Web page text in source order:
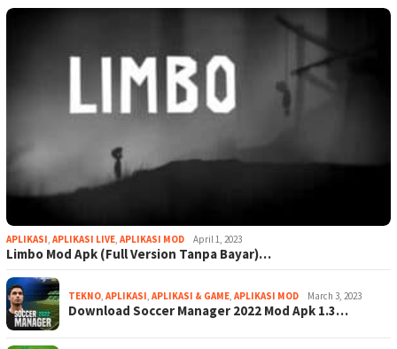
APLIKASI, APLIKASI LIVE, APLIKASI MOD April 1, 2023
Limbo Mod Apk (Full Version Tanpa Bayar)…
TEKNO, APLIKASI, APLIKASI & GAME, APLIKASI MOD March 3, 2023
Download Soccer Manager 2022 Mod Apk 1.3…